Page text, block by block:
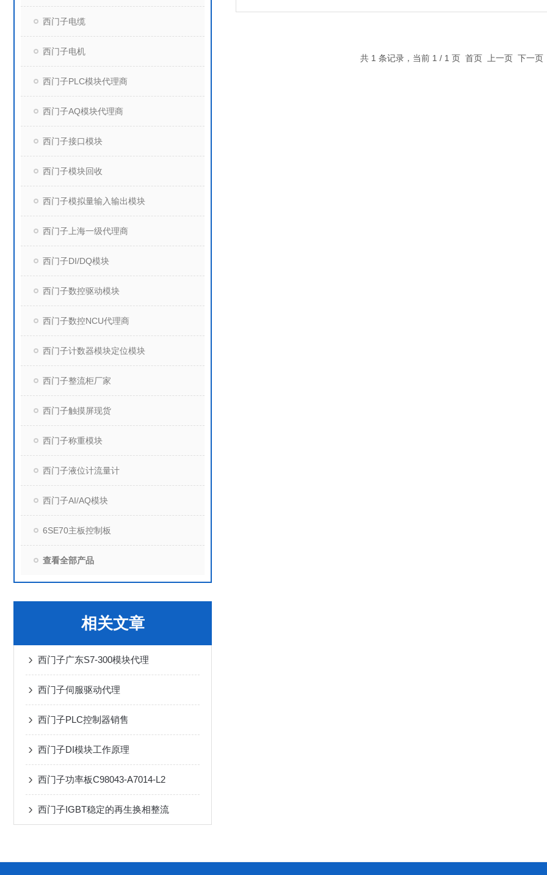
西门子电缆
西门子电机
西门子PLC模块代理商
西门子AQ模块代理商
西门子接口模块
西门子模块回收
西门子模拟量输入输出模块
西门子上海一级代理商
西门子DI/DQ模块
西门子数控驱动模块
西门子数控NCU代理商
西门子计数器模块定位模块
西门子整流柜厂家
西门子触摸屏现货
西门子称重模块
西门子液位计流量计
西门子AI/AQ模块
6SE70主板控制板
查看全部产品
相关文章
西门子广东S7-300模块代理
西门子伺服驱动代理
西门子PLC控制器销售
西门子DI模块工作原理
西门子功率板C98043-A7014-L2
西门子IGBT稳定的再生换相整流
共 1 条记录，当前 1 / 1 页 首页 上一页 下一